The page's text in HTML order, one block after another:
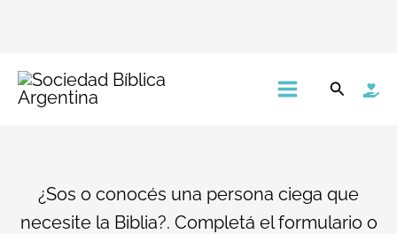
MainBuscar
¿Sos o conocés una persona ciega que
necesite la Biblia?. Completá el formulario o